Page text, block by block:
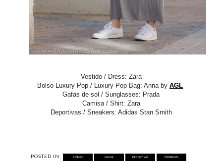
Vestido / Dress: Zara
Bolso Luxury Pop / Luxury Pop Bag: Anna by AGL
Gafas de sol / Sunglasses: Prada
Camisa / Shirt: Zara
Deportivas / Sneakers: Adidas Stan Smith
POSTED IN: ADIDAS CASUAL DEPORTIVAS EMBARAZO